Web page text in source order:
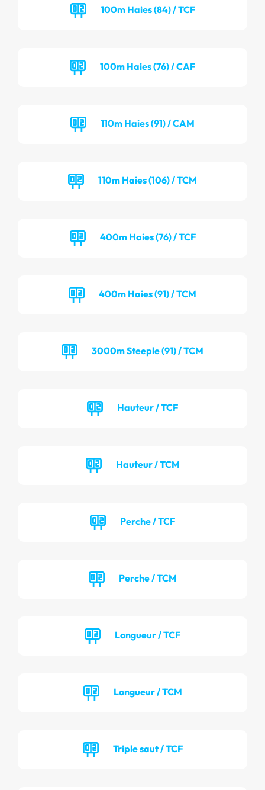
100m Haies (84) / TCF
100m Haies (76) / CAF
110m Haies (91) / CAM
110m Haies (106) / TCM
400m Haies (76) / TCF
400m Haies (91) / TCM
3000m Steeple (91) / TCM
Hauteur / TCF
Hauteur / TCM
Perche / TCF
Perche / TCM
Longueur / TCF
Longueur / TCM
Triple saut / TCF